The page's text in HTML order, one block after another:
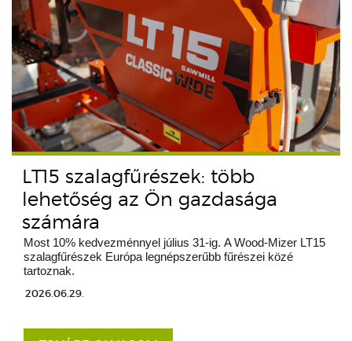
LT15 szalagfűrészek: több
lehetőség az Ön gazdasága
számára
Most 10% kedvezménnyel július 31-ig. A Wood-Mizer LT15
szalagfűrészek Európa legnépszerűbb fűrészei közé
tartoznak.
2026.06.29.